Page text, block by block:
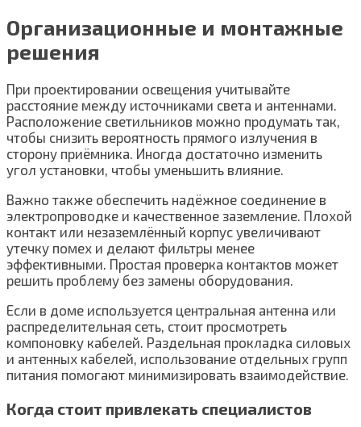
Организационные и монтажные
решения
При проектировании освещения учитывайте
расстояние между источниками света и антеннами.
Расположение светильников можно продумать так,
чтобы снизить вероятность прямого излучения в
сторону приёмника. Иногда достаточно изменить
угол установки, чтобы уменьшить влияние.
Важно также обеспечить надёжное соединение в
электропроводке и качественное заземление. Плохой
контакт или незаземлённый корпус увеличивают
утечку помех и делают фильтры менее
эффективными. Простая проверка контактов может
решить проблему без замены оборудования.
Если в доме используется центральная антенна или
распределительная сеть, стоит просмотреть
компоновку кабелей. Раздельная прокладка силовых
и антенных кабелей, использование отдельных групп
питания помогают минимизировать взаимодействие.
Когда стоит привлекать специалистов